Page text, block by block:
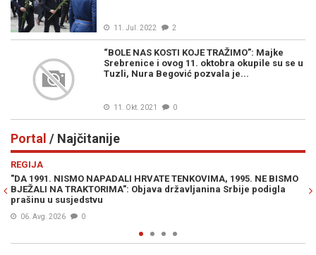
11. Jul. 2022 2
“BOLE NAS KOSTI KOJE TRAŽIMO”: Majke
Srebrenice i ovog 11. oktobra okupile su se u
Tuzli, Nura Begović pozvala je...
11. Okt. 2021 0
Portal / Najčitanije
REGIJA
"DA 1991. NISMO NAPADALI HRVATE TENKOVIMA, 1995. NE BISMO
BJEŽALI NA TRAKTORIMA": Objava državljanina Srbije podigla
prašinu u susjedstvu
06. Avg. 2026 0